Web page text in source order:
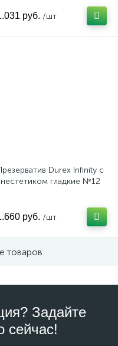
руб. /шт
Durex Infinity с
гладкие №12
руб. /шт
товаров
Задайте
сейчас!